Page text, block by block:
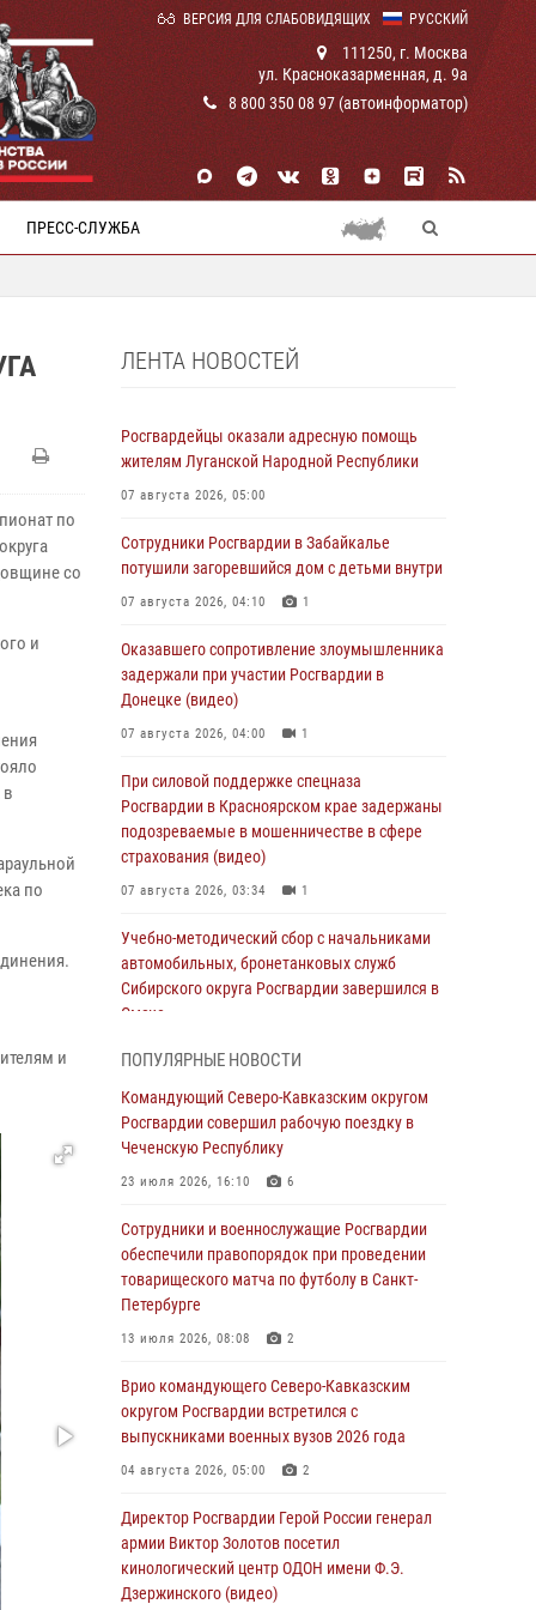
РУССКИЙ
ВЕРСИЯ ДЛЯ СЛАБОВИДЯЩИХ
111250, г. Москва
ул. Красноказарменная, д. 9а
8 800 350 08 97 (автоинформатор)
ПРЕСС-СЛУЖБА
по
со
и
по
и
ЛЕНТА НОВОСТЕЙ
Росгвардейцы оказали адресную помощь
жителям Луганской Народной Республики
07 августа 2026, 05:00
Сотрудники Росгвардии в Забайкалье
потушили загоревшийся дом с детьми внутри
07 августа 2026, 04:10 1
Оказавшего сопротивление злоумышленника
задержали при участии Росгвардии в
Донецке (видео)
07 августа 2026, 04:00 1
При силовой поддержке спецназа
Росгвардии в Красноярском крае задержаны
подозреваемые в мошенничестве в сфере
страхования (видео)
07 августа 2026, 03:34 1
Учебно-методический сбор с начальниками
автомобильных, бронетанковых служб
Сибирского округа Росгвардии завершился в
Омске
Генерал-полковник Олег Плохой поздравил
специалистов организационно-штатных
подразделений Росгвардии с
профессиональным праздником
В Нижнем Новгороде состоялось
Всероссийское совещание-семинар по
вопросам развития вневедомственной
охраны Росгвардии (видео)
В Брянске сотрудники и военнослужащие
Росгвардии почтили память Героя России
В кинологическом центре Уральского округа
Росгвардии почтили память товарищей,
погибших при исполнении воинского долга
ПОПУЛЯРНЫЕ НОВОСТИ
Командующий Северо-Кавказским округом
Росгвардии совершил рабочую поездку в
Чеченскую Республику
23 июля 2026, 16:10 6
Сотрудники и военнослужащие Росгвардии
обеспечили правопорядок при проведении
товарищеского матча по футболу в Санкт-
Петербурге
13 июля 2026, 08:08 2
Врио командующего Северо-Кавказским
округом Росгвардии встретился с
выпускниками военных вузов 2026 года
04 августа 2026, 05:00 2
Директор Росгвардии Герой России генерал
армии Виктор Золотов посетил
кинологический центр ОДОН имени Ф.Э.
Дзержинского (видео)